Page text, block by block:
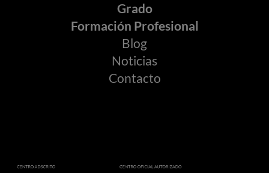
Grado
Formación Profesional
Blog
Noticias
Contacto